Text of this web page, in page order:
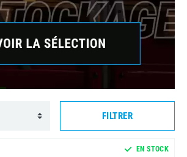
FILTRER
EN STOCK